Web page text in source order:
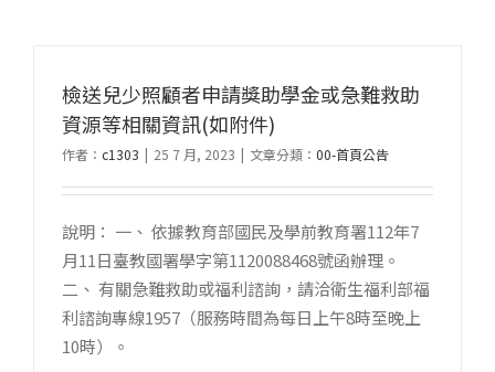
檢送兒少照顧者申請獎助學金或急難救助
資源等相關資訊(如附件)
作者： c1303 | 25 7 月, 2023 | 文章分類： 00-首頁公告
說明： 一、 依據教育部國民及學前教育署112年7
月11日臺教國署學字第1120088468號函辦理。
二、 有關急難救助或福利諮詢，請洽衛生福利部福
利諮詢專線1957（服務時間為每日上午8時至晚上
10時）。